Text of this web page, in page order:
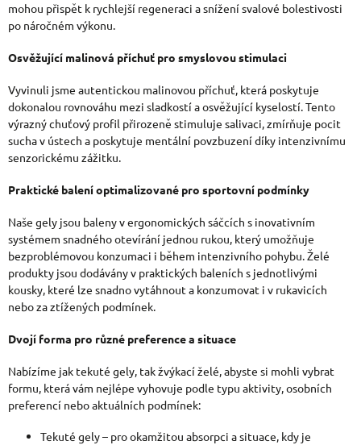
mohou přispět k rychlejší regeneraci a snížení svalové bolestivosti
po náročném výkonu.
Osvěžující malinová příchuť pro smyslovou stimulaci
Vyvinuli jsme autentickou malinovou příchuť, která poskytuje
dokonalou rovnováhu mezi sladkostí a osvěžující kyselostí. Tento
výrazný chuťový profil přirozeně stimuluje salivaci, zmírňuje pocit
sucha v ústech a poskytuje mentální povzbuzení díky intenzivnímu
senzorickému zážitku.
Praktické balení optimalizované pro sportovní podmínky
Naše gely jsou baleny v ergonomických sáčcích s inovativním
systémem snadného otevírání jednou rukou, který umožňuje
bezproblémovou konzumaci i během intenzivního pohybu. Želé
produkty jsou dodávány v praktických baleních s jednotlivými
kousky, které lze snadno vytáhnout a konzumovat i v rukavicích
nebo za ztížených podmínek.
Dvojí forma pro různé preference a situace
Nabízíme jak tekuté gely, tak žvýkací želé, abyste si mohli vybrat
formu, která vám nejlépe vyhovuje podle typu aktivity, osobních
preferencí nebo aktuálních podmínek:
Tekuté gely – pro okamžitou absorpci a situace, kdy je